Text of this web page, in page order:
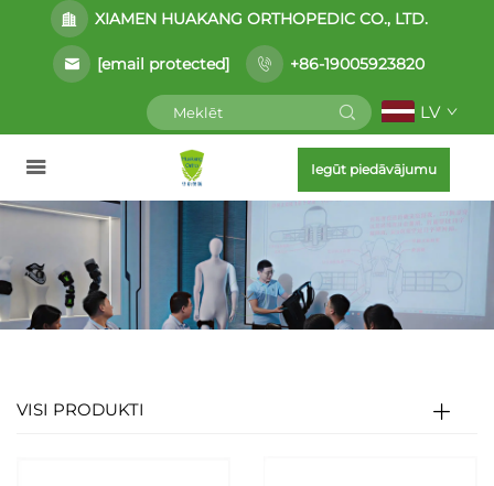
XIAMEN HUAKANG ORTHOPEDIC CO., LTD.
[email protected] +86-19005923820
LV
Iegūt piedāvājumu
VISI PRODUKTI